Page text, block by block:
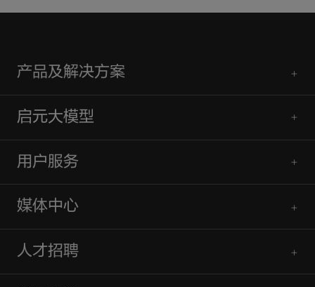
产品及解决方案
启元大模型
用户服务
媒体中心
人才招聘